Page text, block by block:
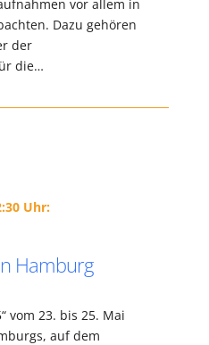
vor allem in
Dazu gehören
der
die…
Uhr:
Hamburg
vom 23. bis 25. Mai
auf dem